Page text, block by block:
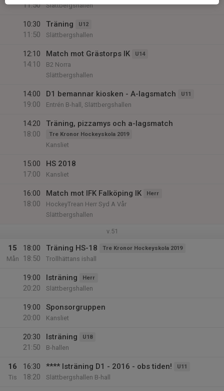
11:50
Slättbergshallen
10:30
11:50
Träning U12
Slättbergshallen
12:10
14:10
Match mot Grästorps IK U14
B2 Norra
Slättbergshallen
14:00
19:00
D1 bemannar kiosken - A-lagsmatch U11
Entrén B-hall, Slättbergshallen
14:20
18:00
Träning, pizzamys och a-lagsmatch
Tre Kronor Hockeyskola 2019
Kansliet
15:00
17:00
HS 2018
Kansliet
16:00
18:00
Match mot IFK Falköping IK Herr
HockeyTrean Herr Syd A Vår
Slättbergshallen
v.51
15
Mån
18:00
18:50
Träning HS-18 Tre Kronor Hockeyskola 2019
Trollhättans ishall
19:00
20:20
Isträning Herr
Slättbergshallen
19:00
20:00
Sponsorgruppen
Kansliet
20:30
21:50
Isträning U18
B-hallen
16
Tis
16:30
18:20
**** Isträning D1 - 2016 - obs tiden! U11
Slättbergshallen B-hall